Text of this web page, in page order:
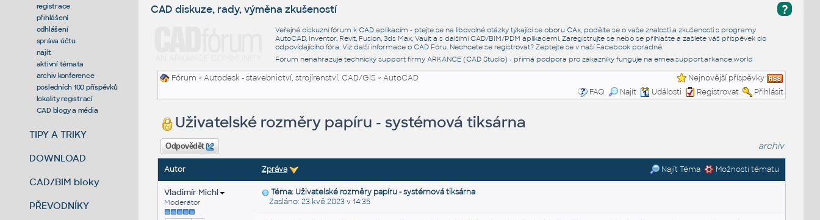
registrace
přihlášení
odhlášení
správa účtu
najít
aktivní témata
archiv konference
posledních 100 příspěvků
lokality registrací
CAD blogy a média
TIPY A TRIKY
DOWNLOAD
CAD/BIM bloky
PŘEVODNÍKY
?
CAD diskuze, rady, výměna zkušeností
Veřejné diskuzní fórum k CAD aplikacím - ptejte se na libovolné otázky týkající se oboru CAx, podělte se o vaše znalosti a zkušenosti s programy
AutoCAD, Inventor, Revit, Fusion, 3ds Max, Vault a s dalšími CAD/BIM/PDM aplikacemi. Zaregistrujte se nebo se přihlašte a zašlete váš příspěvek do
odpovídajícího fóra. Viz další informace o CAD Fóru. Nechcete se registrovat? Zeptejte se v naší Facebook poradně.
Fórum nenahrazuje technický support firmy ARKANCE (CAD Studio) - přímá podpora pro zákazníky funguje na emea.support.arkance.world
Fórum >Autodesk - stavebnictví, strojírenství, CAD/GIS>AutoCAD
Nejnovější příspěvky
FAQ
Najít Události Registrovat Přihlásit
Uživatelské rozměry papíru - systémová tiksárna
Odpovědět archiv
Autor Zpráva Najít Téma Možnosti tématu
Vladimír Michl
Moderátor
Téma: Uživatelské rozměry papíru - systémová tiksárna
Zasláno: 23.kvě.2023 v 14:35